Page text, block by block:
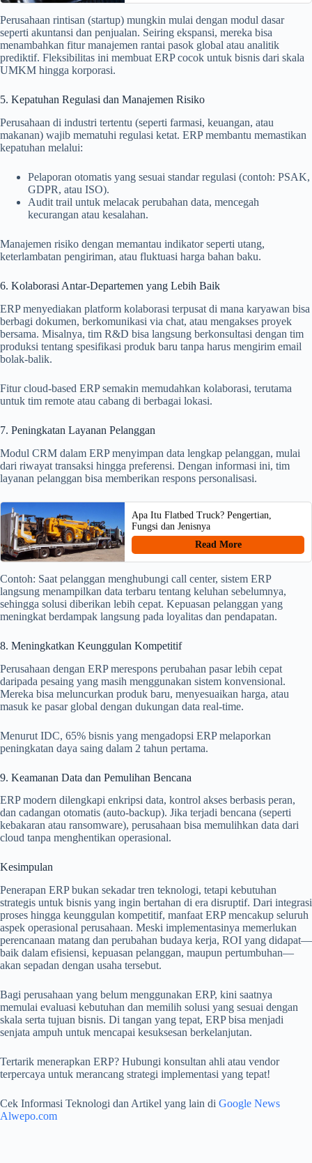
Perusahaan rintisan (startup) mungkin mulai dengan modul dasar
seperti akuntansi dan penjualan. Seiring ekspansi, mereka bisa
menambahkan fitur manajemen rantai pasok global atau analitik
prediktif. Fleksibilitas ini membuat ERP cocok untuk bisnis dari skala
UMKM hingga korporasi.
5. Kepatuhan Regulasi dan Manajemen Risiko
Perusahaan di industri tertentu (seperti farmasi, keuangan, atau
makanan) wajib mematuhi regulasi ketat. ERP membantu memastikan
kepatuhan melalui:
Pelaporan otomatis yang sesuai standar regulasi (contoh: PSAK,
GDPR, atau ISO).
Audit trail untuk melacak perubahan data, mencegah
kecurangan atau kesalahan.
Manajemen risiko dengan memantau indikator seperti utang,
keterlambatan pengiriman, atau fluktuasi harga bahan baku.
6. Kolaborasi Antar-Departemen yang Lebih Baik
ERP menyediakan platform kolaborasi terpusat di mana karyawan bisa
berbagi dokumen, berkomunikasi via chat, atau mengakses proyek
bersama. Misalnya, tim R&D bisa langsung berkonsultasi dengan tim
produksi tentang spesifikasi produk baru tanpa harus mengirim email
bolak-balik.
Fitur cloud-based ERP semakin memudahkan kolaborasi, terutama
untuk tim remote atau cabang di berbagai lokasi.
7. Peningkatan Layanan Pelanggan
Modul CRM dalam ERP menyimpan data lengkap pelanggan, mulai
dari riwayat transaksi hingga preferensi. Dengan informasi ini, tim
layanan pelanggan bisa memberikan respons personalisasi.
Apa Itu Flatbed Truck? Pengertian,
Fungsi dan Jenisnya
Read More
Contoh: Saat pelanggan menghubungi call center, sistem ERP
langsung menampilkan data terbaru tentang keluhan sebelumnya,
sehingga solusi diberikan lebih cepat. Kepuasan pelanggan yang
meningkat berdampak langsung pada loyalitas dan pendapatan.
8. Meningkatkan Keunggulan Kompetitif
Perusahaan dengan ERP merespons perubahan pasar lebih cepat
daripada pesaing yang masih menggunakan sistem konvensional.
Mereka bisa meluncurkan produk baru, menyesuaikan harga, atau
masuk ke pasar global dengan dukungan data real-time.
Menurut IDC, 65% bisnis yang mengadopsi ERP melaporkan
peningkatan daya saing dalam 2 tahun pertama.
9. Keamanan Data dan Pemulihan Bencana
ERP modern dilengkapi enkripsi data, kontrol akses berbasis peran,
dan cadangan otomatis (auto-backup). Jika terjadi bencana (seperti
kebakaran atau ransomware), perusahaan bisa memulihkan data dari
cloud tanpa menghentikan operasional.
Kesimpulan
Penerapan ERP bukan sekadar tren teknologi, tetapi kebutuhan
strategis untuk bisnis yang ingin bertahan di era disruptif. Dari integrasi
proses hingga keunggulan kompetitif, manfaat ERP mencakup seluruh
aspek operasional perusahaan. Meski implementasinya memerlukan
perencanaan matang dan perubahan budaya kerja, ROI yang didapat—
baik dalam efisiensi, kepuasan pelanggan, maupun pertumbuhan—
akan sepadan dengan usaha tersebut.
Bagi perusahaan yang belum menggunakan ERP, kini saatnya
memulai evaluasi kebutuhan dan memilih solusi yang sesuai dengan
skala serta tujuan bisnis. Di tangan yang tepat, ERP bisa menjadi
senjata ampuh untuk mencapai kesuksesan berkelanjutan.
Tertarik menerapkan ERP? Hubungi konsultan ahli atau vendor
terpercaya untuk merancang strategi implementasi yang tepat!
Cek Informasi Teknologi dan Artikel yang lain di Google News
Alwepo.com